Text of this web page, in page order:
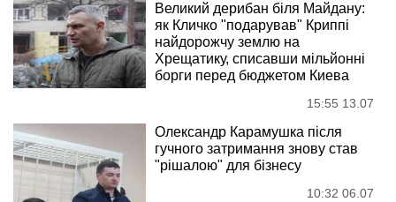
Великий дерибан біля Майдану:
як Кличко "подарував" Криппі
найдорожчу землю на
Хрещатику, списавши мільйонні
борги перед бюджетом Киева
15:55 13.07
Олександр Карамушка після
гучного затримання знову став
"рішалою" для бізнесу
10:32 06.07